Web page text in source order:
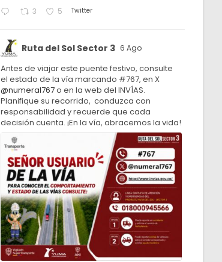
3 5 Twitter
Ruta del Sol Sector 3 6 Ago
Antes de viajar este puente festivo, consulte
el estado de la vía marcando #767, en X
@numeral767o en la web del INVÍAS.
Planifique su recorrido, conduzca con
responsabilidad y recuerde que cada
decisión cuenta. ¡En la vía, abracemos la vida!